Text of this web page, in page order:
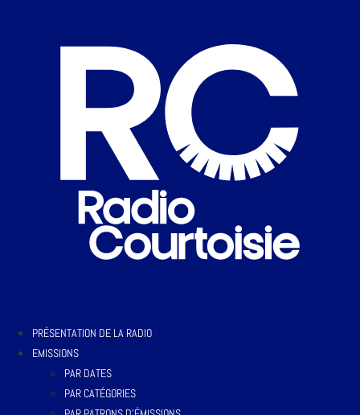
PRÉSENTATION DE LA RADIO
EMISSIONS
PAR DATES
PAR CATÉGORIES